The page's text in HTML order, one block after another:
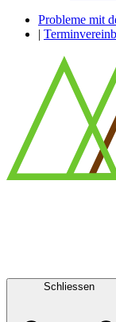
Probleme mit
|
Schliessen